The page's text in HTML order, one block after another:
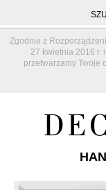
Zgodnie z
27 kwietnia 2016 r.
przetwarzamy Twoje